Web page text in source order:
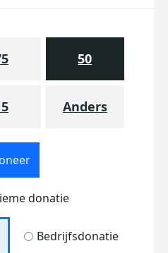
50
Anders
donatie
Bedrijfsdonatie